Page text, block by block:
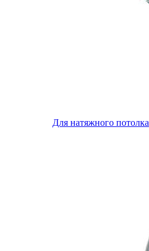
Для натяжного потолка